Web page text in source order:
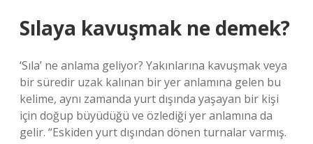
Sılaya kavuşmak ne demek?
‘Sıla’ ne anlama geliyor? Yakınlarına kavuşmak veya
bir süredir uzak kalınan bir yer anlamına gelen bu
kelime, aynı zamanda yurt dışında yaşayan bir kişi
için doğup büyüdüğü ve özlediği yer anlamına da
gelir. “Eskiden yurt dışından dönen turnalar varmış.